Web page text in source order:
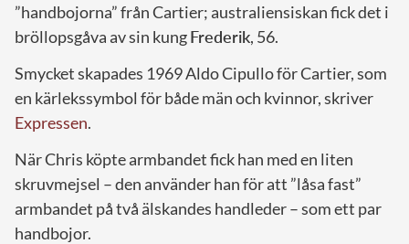
”handbojorna” från Cartier; australiensiskan fick det i
bröllopsgåva av sin kungFrederik, 56.
Smycket skapades 1969 Aldo Cipullo för Cartier, som
en kärlekssymbol för både män och kvinnor, skriver
Expressen.
När Chris köpte armbandet fick han med en liten
skruvmejsel – den använder han för att ”låsa fast”
armbandet på två älskandes handleder – som ett par
handbojor.